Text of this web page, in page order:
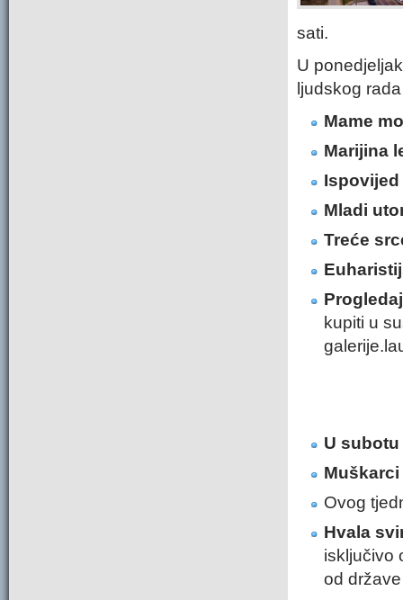
sati.
U
ljudskog
Mame
Marijina
Ispovijed
Mladi
Treće
kupiti u
U subotu
Muškarci
Ovog
Hvala
isključivo
od